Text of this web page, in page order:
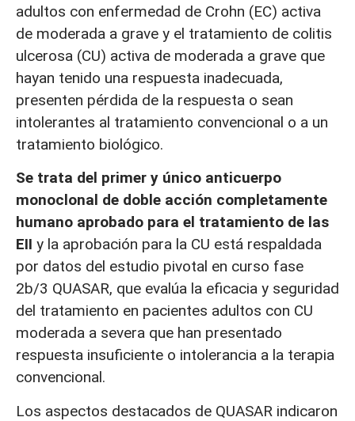
adultos con enfermedad de Crohn (EC) activa
de moderada a grave y el tratamiento de colitis
ulcerosa (CU) activa de moderada a grave que
hayan tenido una respuesta inadecuada,
presenten pérdida de la respuesta o sean
intolerantes al tratamiento convencional o a un
tratamiento biológico.
Se trata del primer y único anticuerpo
monoclonal de doble acción completamente
humano aprobado para el tratamiento de las
EII y la aprobación para la CU está respaldada
por datos del estudio pivotal en curso fase
2b/3 QUASAR, que evalúa la eficacia y seguridad
del tratamiento en pacientes adultos con CU
moderada a severa que han presentado
respuesta insuficiente o intolerancia a la terapia
convencional.
Los aspectos destacados de QUASAR indicaron